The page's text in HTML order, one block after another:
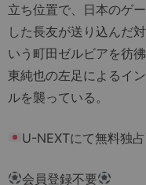
立ち位置で、日本のゲ
した長友が送り込んだ
いう町田ゼルビアを彷
東純也の左足によるイ
ルを襲っている。
U-NEXTにて無料独
会員登録不要